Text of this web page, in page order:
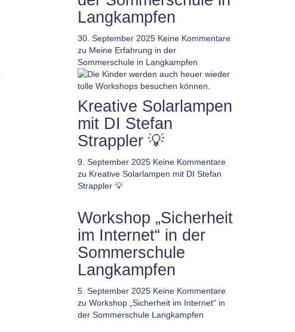
Langkampfen
30. September 2025 Keine Kommentare
zu Meine Erfahrung in der
Sommerschule in Langkampfen
Kreative Solarlampen
mit DI Stefan
Strappler 💡
9. September 2025 Keine Kommentare
zu Kreative Solarlampen mit DI Stefan
Strappler 💡
Workshop „Sicherheit
im Internet“ in der
Sommerschule
Langkampfen
5. September 2025 Keine Kommentare
zu Workshop „Sicherheit im Internet“ in
der Sommerschule Langkampfen